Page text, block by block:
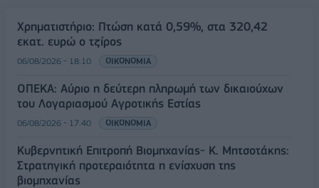
Χρηματιστήριο: Πτώση κατά 0,59%, στα 320,42
εκατ. ευρώ ο τζίρος
06/08/2026 - 18:10 ΟΙΚΟΝΟΜΙΑ
ΟΠΕΚΑ: Αύριο η δεύτερη πληρωμή των δικαιούχων
του Λογαριασμού Αγροτικής Εστίας
06/08/2026 - 17:40 ΟΙΚΟΝΟΜΙΑ
Κυβερνητική Επιτροπή Βιομηχανίας- Κ. Μητσοτάκης:
Στρατηγική προτεραιότητα η ενίσχυση της
βιομηχανίας